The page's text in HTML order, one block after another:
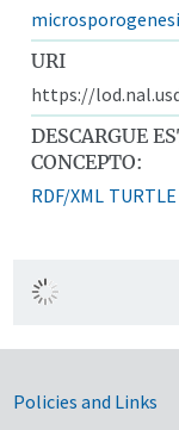
URI
https://
DESCARGUE
CONCEPTO:
RDF/XML TURTLE
Policies and Links